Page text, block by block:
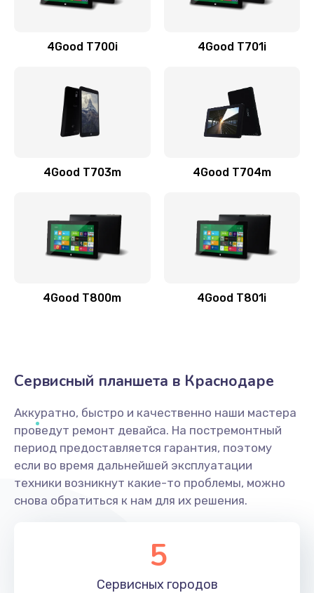
4Good T700i 4Good T701i
4Good T703m 4Good T704m
4Good T800m 4Good T801i
Сервисный планшета в Краснодаре
Аккуратно, быстро и качественно наши мастера
проведут ремонт девайса. На постремонтный
период предоставляется гарантия, поэтому
если во время дальнейшей эксплуатации
техники возникнут какие-то проблемы, можно
снова обратиться к нам для их решения.
5
Сервисных городов